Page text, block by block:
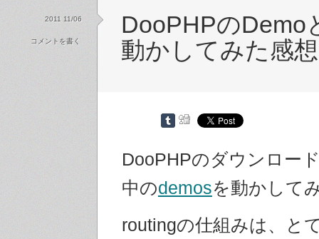
DooPHPのDemo
動かしてみた感想
DooPHPのダウンロー
中のdemosを動かして
routingの仕組みは、と
2011 11/06
コメントを書く